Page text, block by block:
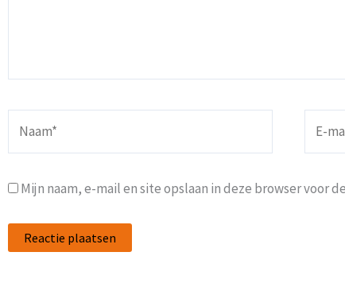
mail*
Mijn naam, e-mail en site opslaan in deze browser voor